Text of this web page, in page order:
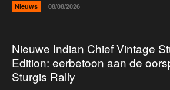
Nieuws 08/08/2026
Nieuwe Indian Chief Vintage
Edition: eerbetoon aan de
Sturgis Rally